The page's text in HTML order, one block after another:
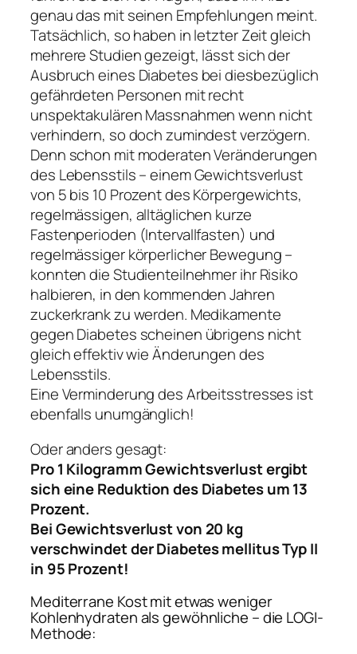
genau das mit seinen Empfehlungen meint.
Tatsächlich, so haben in letzter Zeit gleich
mehrere Studien gezeigt, lässt sich der
Ausbruch eines Diabetes bei diesbezüglich
gefährdeten Personen mit recht
unspektakulären Massnahmen wenn nicht
verhindern, so doch zumindest verzögern.
Denn schon mit moderaten Veränderungen
des Lebensstils – einem Gewichtsverlust
von 5 bis 10 Prozent des Körpergewichts,
regelmässigen, alltäglichen kurze
Fastenperioden (Intervallfasten) und
regelmässiger körperlicher Bewegung –
konnten die Studienteilnehmer ihr Risiko
halbieren, in den kommenden Jahren
zuckerkrank zu werden. Medikamente
gegen Diabetes scheinen übrigens nicht
gleich effektiv wie Änderungen des
Lebensstils.
Eine Verminderung des Arbeitsstresses ist
ebenfalls unumgänglich!
Oder anders gesagt:
Pro 1 Kilogramm Gewichtsverlust ergibt
sich eine Reduktion des Diabetes um 13
Prozent.
Bei Gewichtsverlust von 20 kg
verschwindet der Diabetes mellitus Typ II
in 95 Prozent!
Mediterrane Kost mit etwas weniger
Kohlenhydraten als gewöhnliche – die LOGI-
Methode: